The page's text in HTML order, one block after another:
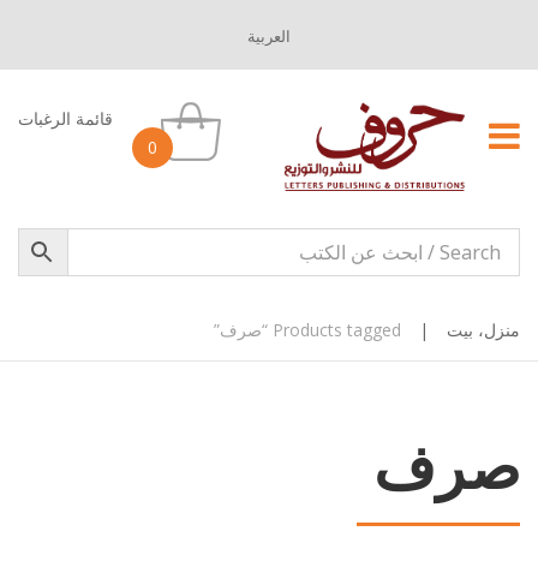
العربية
0
قائمة الرغبات
منزل، بيت | Products tagged “صرف”
صرف